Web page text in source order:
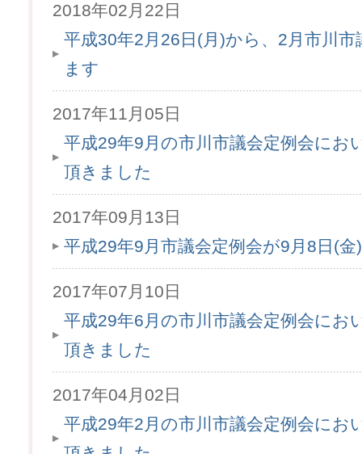
2018年02月22日
平成30年2月26日(月)から、2月市川
ます
2017年11月05日
平成29年9月の市川市議会定例会にお
頂きました
2017年09月13日
平成29年9月市議会定例会が9月8日(
2017年07月10日
平成29年6月の市川市議会定例会にお
頂きました
2017年04月02日
平成29年2月の市川市議会定例会にお